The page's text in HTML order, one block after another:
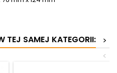
TEJ SAMEJ KATEGORII:
>
<